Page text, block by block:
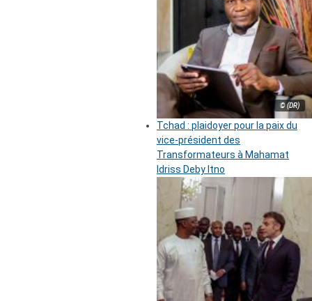
© (DR)
Tchad : plaidoyer pour la paix du
vice-président des
Transformateurs à Mahamat
Idriss Deby Itno